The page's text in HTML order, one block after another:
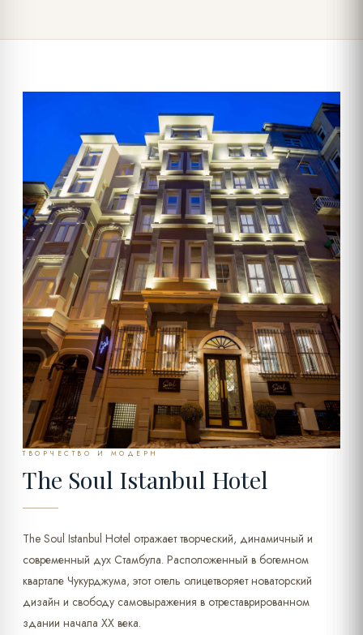
ТВОРЧЕСТВО И МОДЕРН
The Soul Istanbul Hotel
The Soul Istanbul Hotel отражает творческий, динамичный и
современный дух Стамбула. Расположенный в богемном
квартале Чукурджума, этот отель олицетворяет новаторский
дизайн и свободу самовыражения в отреставрированном
здании начала XX века.